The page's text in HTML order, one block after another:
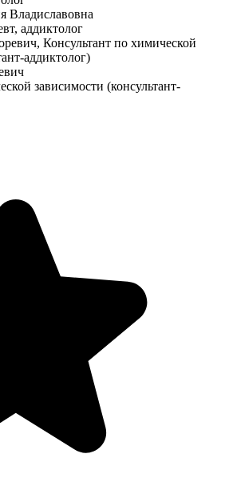
Владиславовна
аддиктолог
зависимости (консультант-